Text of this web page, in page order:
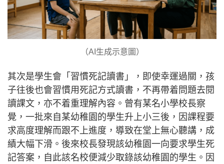
（AI生成示意圖）
其次是學生會「習慣死記讀書」，即使幸運過關，孩
子往後也會習慣用死記方式讀書，不再帶着問題去閱
讀課文，亦不着重理解內容。曾有某名小學校長察
覺，一批來自某幼稚園的學生升上小三後，因課程要
求高度理解而跟不上進度，導致在堂上無心聽講，成
績大幅下滑。後來校長發現該幼稚園一向要求學生死
記答案，自此該名校便減少取錄該幼稚園的學生。因